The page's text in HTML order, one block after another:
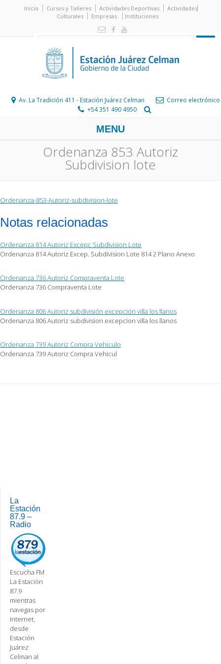
Inicio Cursos y Talleres Actividades Deportivas
Actividades
Culturales
Empresas Instituciones
Av. La Tradición 411 - Estación Juárez Celman
Correo electrónico
+54 351 490 4950
MENU
Ordenanza 853 Autoriz
Subdivision lote
Ordenanza-853-Autoriz-subdivision-lote
Notas relacionadas
Ordenanza 814 Autoriz Excepc Subdivision Lote
Ordenanza 814 Autoriz Excep. Subdivision Lote 814 2 Plano Anexo
Ordenanza 736 Autoriz Compraventa Lote
Ordenanza 736 Compraventa Lote
Ordenanza 806 Autoriz subdivisión excepción villa los llanos
Ordenanza 806 Autoriz subdivision excepcion villa los llanos
Ordenanza 739 Autoriz Compra Vehiculo
Ordenanza 739 Autoriz Compra Vehicul
La
Estación
87.9 –
Radio
Escucha FM
La Estación
87.9
mientras
navegas por
internet,
desde
Estación
Juárez
Celman al